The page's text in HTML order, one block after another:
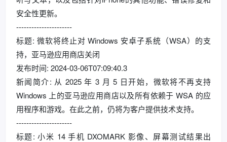
安全性更新。
----------------------
标题: 微软将终止对 Windows 安卓子系统（WSA）的支
持，亚马逊应用商店关闭
发布时间: 2024-03-06T07:09:40.3
新闻简介: 从 2025 年 3 月 5 日开始，微软将不再支持
Windows 上的亚马逊应用商店以及所有依赖于 WSA 的应
用程序和游戏。在此之前，仍将为客户提供技术支持。
----------------------
标题: 小米 14 手机 DXOMARK 影像、屏幕测试结果出